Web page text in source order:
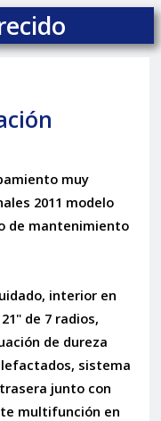
muy
2011 modelo
de mantenimiento
interior en
de 7 radios,
de dureza
sistema
junto con
multifunción en